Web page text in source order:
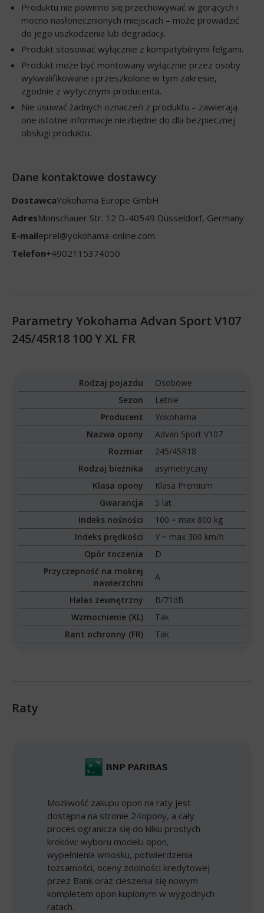
Produktu nie powinno się przechowywać w gorących i
mocno nasłonecznionych miejscach – może prowadzić
do jego uszkodzenia lub degradacji.
Produkt stosować wyłącznie z kompatybilnymi felgami.
Produkt może być montowany wyłącznie przez osoby
wykwalifikowane i przeszkolone w tym zakresie,
zgodnie z wytycznymi producenta.
Nie usuwać żadnych oznaczeń z produktu – zawierają
one istotne informacje niezbędne do dla bezpiecznej
obsługi produktu.
Dane kontaktowe dostawcy
DostawcaYokohama Europe GmbH
AdresMonschauer Str. 12 D-40549 Düsseldorf, Germany
E-maileprel@yokohama-online.com
Telefon+4902115374050
Parametry Yokohama Advan Sport V107
245/45R18 100 Y XL FR
Rodzaj pojazdu
Osobowe
Sezon
Letnie
Producent
Yokohama
Nazwa opony
Advan Sport V107
Rozmiar
245/45R18
Rodzaj bieżnika
asymetryczny
Klasa opony
Klasa Premium
Gwarancja
5 lat
Indeks nośności
100 = max 800 kg
Indeks prędkości
Y = max 300 km/h
Opór toczenia
D
Przyczepność na mokrej
nawierzchni
A
Hałas zewnętrzny
B/71dB
Wzmocnienie (XL)
Tak
Rant ochronny (FR)
Tak
Raty
Możliwość zakupu opon na raty jest
dostępna na stronie 24opony, a cały
proces ogranicza się do kilku prostych
kroków: wyboru modelu opon,
wypełnienia wniosku, potwierdzenia
tożsamości, oceny zdolności kredytowej
przez Bank oraz cieszenia się nowym
kompletem opon kupionym w wygodnych
ratach.